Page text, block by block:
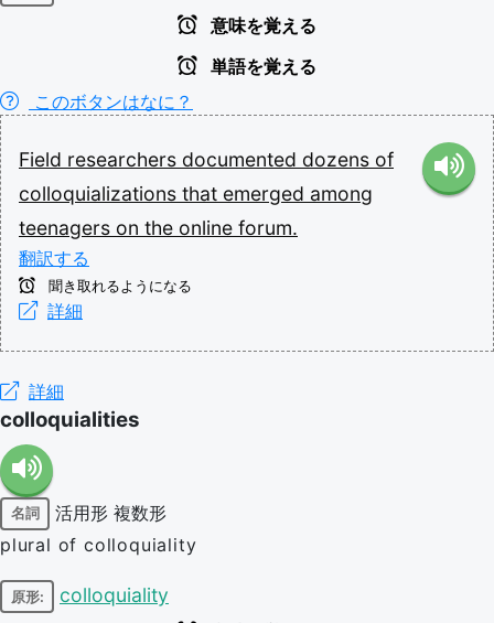
意味を覚える
単語を覚える
このボタンはなに？
Field researchers documented dozens of
colloquializations that emerged among
teenagers on the online forum.
翻訳する
聞き取れるようになる
詳細
詳細
colloquialities
名詞 活用形 複数形
plural of colloquiality
原形: colloquiality